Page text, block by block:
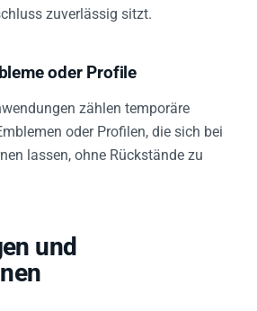
zuverlässig sitzt.
oder Profile
zählen temporäre
oder Profilen, die sich bei
lassen, ohne Rückstände zu
und